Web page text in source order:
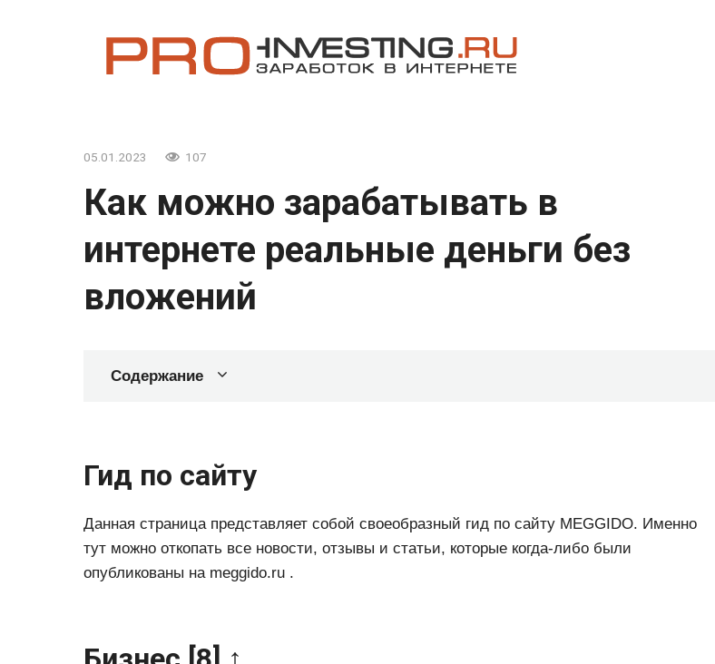
05.01.2023 107
Как можно зарабатывать в
интернете реальные деньги без
вложений
Содержание
Гид по сайту
Данная страница представляет собой своеобразный гид по сайту MEGGIDO. Именно
тут можно откопать все новости, отзывы и статьи, которые когда-либо были
опубликованы на meggido.ru .